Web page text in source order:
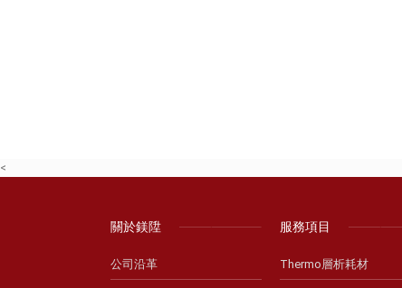
<
關於鎂陞
公司沿革
服務項目
Thermo層析耗材